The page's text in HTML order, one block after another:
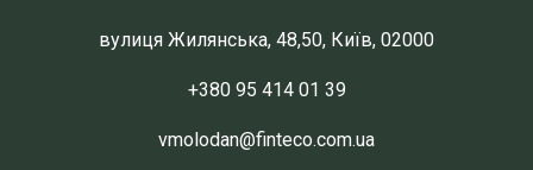
вулиця Жилянська, 48,50, Київ, 02000
+380 95 414 01 39
vmolodan@finteco.com.ua